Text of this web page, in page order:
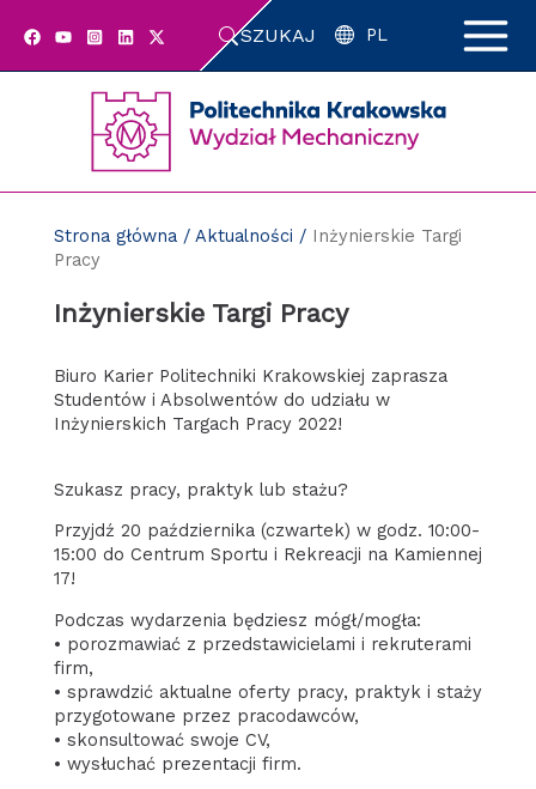
SZUKAJ PL
Strona główna/ Aktualności / Inżynierskie Targi
Pracy
Inżynierskie Targi Pracy
Biuro Karier Politechniki Krakowskiej zaprasza
Studentów i Absolwentów do udziału w
Inżynierskich Targach Pracy 2022!
Szukasz pracy, praktyk lub stażu?
Przyjdź 20 października (czwartek) w godz. 10:00-
15:00 do Centrum Sportu i Rekreacji na Kamiennej
17!
Podczas wydarzenia będziesz mógł/mogła:
• porozmawiać z przedstawicielami i rekruterami
firm,
• sprawdzić aktualne oferty pracy, praktyk i staży
przygotowane przez pracodawców,
• skonsultować swoje CV,
• wysłuchać prezentacji firm.